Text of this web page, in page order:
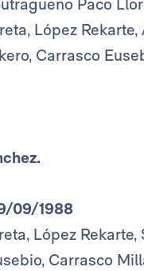
Paco
López
Carrasco
09/1988
López Rekarte,
Carrasco